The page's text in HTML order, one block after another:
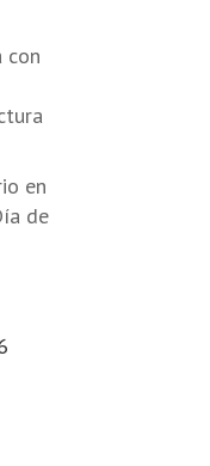
con
en
de